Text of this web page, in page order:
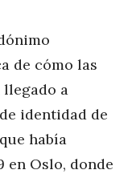
de cómo las
llegado a
identidad de
había
en Oslo, donde